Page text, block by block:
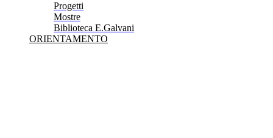
Progetti
Mostre
Biblioteca E.Galvani
ORIENTAMENTO